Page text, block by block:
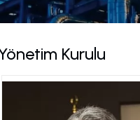
Kurulu